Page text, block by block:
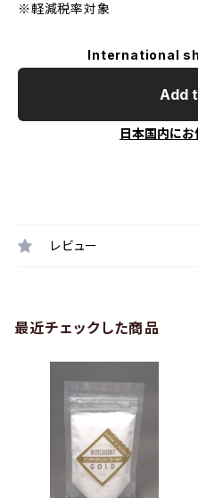
※軽減税率対象
International
Add
日本国内に
レビュー
最近チェックした商品